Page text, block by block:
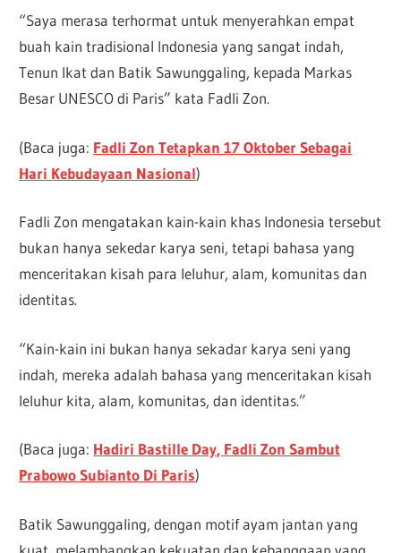
“Saya merasa terhormat untuk menyerahkan empat
buah kain tradisional Indonesia yang sangat indah,
Tenun Ikat dan Batik Sawunggaling, kepada Markas
Besar UNESCO di Paris” kata Fadli Zon.
(Baca juga: Fadli Zon Tetapkan 17 Oktober Sebagai
Hari Kebudayaan Nasional)
Fadli Zon mengatakan kain-kain khas Indonesia tersebut
bukan hanya sekedar karya seni, tetapi bahasa yang
menceritakan kisah para leluhur, alam, komunitas dan
identitas.
“Kain-kain ini bukan hanya sekadar karya seni yang
indah, mereka adalah bahasa yang menceritakan kisah
leluhur kita, alam, komunitas, dan identitas.”
(Baca juga: Hadiri Bastille Day, Fadli Zon Sambut
Prabowo Subianto Di Paris)
Batik Sawunggaling, dengan motif ayam jantan yang